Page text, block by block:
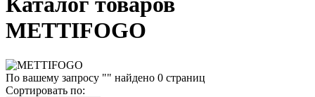
METTIFOGO
По вашему запросу "" найдено 0 страниц
Сортировать по: